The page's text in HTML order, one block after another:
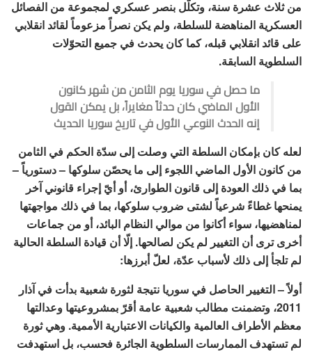
من ثلاث عشرة سنة، وتكلّل بنصر عسكري لمجموعة من الفصائل
العسكرية المناهضة للسلطة، ولم يكن نصراً مزعوماً لقائد انقلابي
على قائد انقلابي قبله، كما كان يحدث في جميع التحوّلات
السلطوية السابقة.
ما حصل في سوريا يوم الثامن من شهر كانون
الأول الماضي كان حدثاً مغايراً، بل يمكن القول
إنه الحدث النوعي الأول في تاريخ سوريا الحديث
لعله كان بإمكان السلطة التي وصلت إلى سدّة الحكم في الثامن
من كانون الأول الماضي اللجوء إلى ما يحصّن سلوكها – دستورياً –
بما في ذلك العودة إلى قانون الطوارئ، أو أيّ إجراء قانوني آخر
يمنحها غطاءً شرعياً لشتى ضروب سلوكها، بما في ذلك مواجهتها
لمناهضيها، سواء أكانوا من موالي النظام البائد، أو من جماعات
أخرى ترى أن التغيير لم يكن لصالحها. إلّا أن قيادة السلطة الحالية
لم تلجأ إلى ذلك لأسباب عدّة، لعلّ أبرزها:
أولاً – التغيير الحاصل في سوريا نتيجة لثورة شعبية بدأت في آذار
2011، وتضمنت مطالب شعبية عامة أقرّ بمشروعيتها وعدالتها
معظم الأطراف العالمية والكيانات الاعتبارية الأممية. وهي ثورة
لم تستهدف الممارسات السلطوية الجائرة فحسب، بل استهدفت